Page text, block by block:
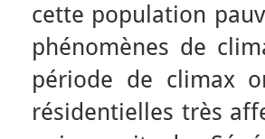
cette population
phénomènes de
période de climax
résidentielles très